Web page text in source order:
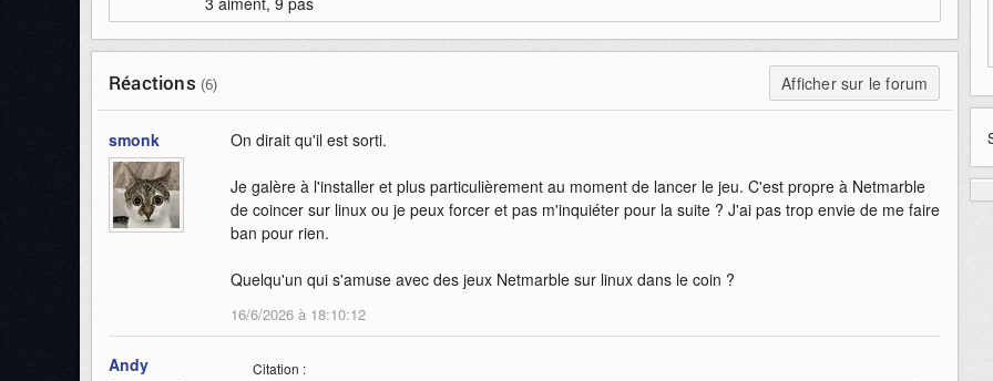
Réactions (6) Afficher sur le forum
smonk On dirait qu'il est sorti.
Je galère à l'installer et plus particulièrement au moment de lancer le jeu. C'est propre à Netmarble
de coincer sur linux ou je peux forcer et pas m'inquiéter pour la suite ? J'ai pas trop envie de me faire
ban pour rien.
Quelqu'un qui s'amuse avec des jeux Netmarble sur linux dans le coin ?
16/6/2026 à 18:10:12
Andy Citation :